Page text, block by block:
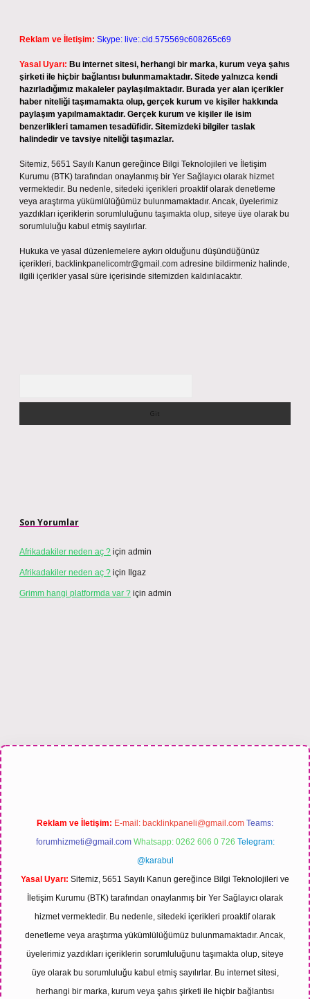
Reklam ve İletişim: Skype: live:.cid.575569c608265c69
Yasal Uyarı: Bu internet sitesi, herhangi bir marka, kurum veya şahıs
şirketi ile hiçbir bağlantısı bulunmamaktadır. Sitede yalnızca kendi
hazırladığımız makaleler paylaşılmaktadır. Burada yer alan içerikler
haber niteliği taşımamakta olup, gerçek kurum ve kişiler hakkında
paylaşım yapılmamaktadır. Gerçek kurum ve kişiler ile isim
benzerlikleri tamamen tesadüfidir. Sitemizdeki bilgiler taslak
halindedir ve tavsiye niteliği taşımazlar.
Sitemiz, 5651 Sayılı Kanun gereğince Bilgi Teknolojileri ve İletişim
Kurumu (BTK) tarafından onaylanmış bir Yer Sağlayıcı olarak hizmet
vermektedir. Bu nedenle, sitedeki içerikleri proaktif olarak denetleme
veya araştırma yükümlülüğümüz bulunmamaktadır. Ancak, üyelerimiz
yazdıkları içeriklerin sorumluluğunu taşımakta olup, siteye üye olarak bu
sorumluluğu kabul etmiş sayılırlar.
Hukuka ve yasal düzenlemelere aykırı olduğunu düşündüğünüz
içerikleri, backlinkpanelicomtr@gmail.com adresine bildirmeniz halinde,
ilgili içerikler yasal süre içerisinde sitemizden kaldırılacaktır.
Son Yorumlar
Afrikadakiler neden aç ? için admin
Afrikadakiler neden aç ? için Ilgaz
Grimm hangi platformda var ? için admin
Reklam ve İletişim: E-mail: backlinkpaneli@gmail.com Teams:
forumhizmeti@gmail.com Whatsapp: 0262 606 0 726 Telegram:
@karabul
Yasal Uyarı: Sitemiz, 5651 Sayılı Kanun gereğince Bilgi Teknolojileri ve
İletişim Kurumu (BTK) tarafından onaylanmış bir Yer Sağlayıcı olarak
hizmet vermektedir. Bu nedenle, sitedeki içerikleri proaktif olarak
denetleme veya araştırma yükümlülüğümüz bulunmamaktadır. Ancak,
üyelerimiz yazdıkları içeriklerin sorumluluğunu taşımakta olup, siteye
üye olarak bu sorumluluğu kabul etmiş sayılırlar. Bu internet sitesi,
herhangi bir marka, kurum veya şahıs şirketi ile hiçbir bağlantısı